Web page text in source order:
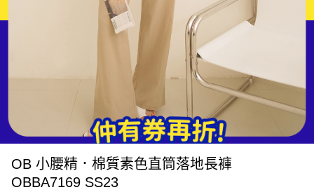
OB 小腰精．棉質素色直筒落地長褲
OBBA7169 SS23